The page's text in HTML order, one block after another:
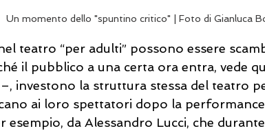
Un momento dello "spuntino critico" | Foto di Gianluca
teatro “per adulti” possono essere
il pubblico a una certa ora entra, vede
investono la struttura stessa del teatro
ai loro spettatori dopo la
esempio, da Alessandro Lucci, che